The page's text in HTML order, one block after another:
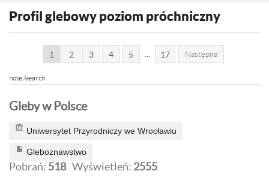
Profil glebowy poziom próchniczny
1 2 3 4 5 17 Następna
note /search
Gleby w Polsce
Uniwersytet Przyrodniczy we Wrocławiu
Gleboznawstwo
Pobrań: 518 Wyświetleń: 2555